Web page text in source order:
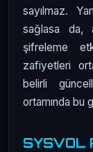
sayılmaz.
sağlasa da,
şifreleme
zafiyetleri
belirli
ortamında bu
SYSVOL